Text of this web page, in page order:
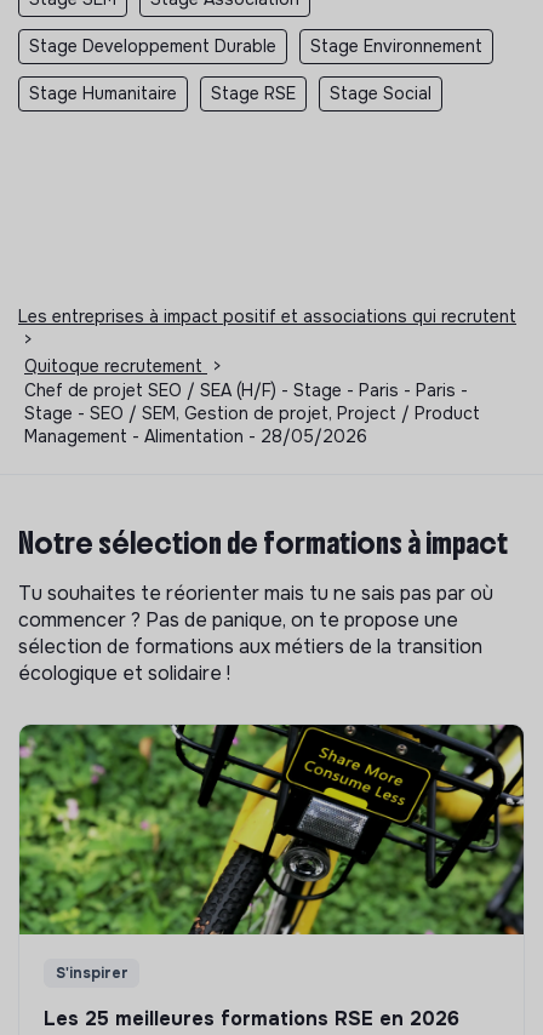
Stage Developpement Durable Stage Environnement
Stage Humanitaire Stage RSE Stage Social
Les entreprises à impact positif et associations qui recrutent
>
Quitoque recrutement
>
Chef de projet SEO / SEA (H/F) - Stage - Paris - Paris -
Stage - SEO / SEM, Gestion de projet, Project / Product
Management - Alimentation - 28/05/2026
Notre sélection de formations à impact
Tu souhaites te réorienter mais tu ne sais pas par où
commencer ? Pas de panique, on te propose une
sélection de formations aux métiers de la transition
écologique et solidaire !
S'inspirer
Les 25 meilleures formations RSE en 2026